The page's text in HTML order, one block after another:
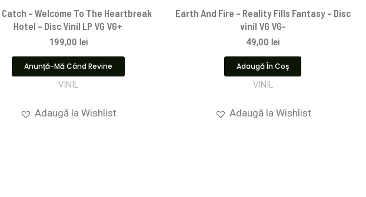
Catch – Welcome To The Heartbreak
Hotel – Disc Vinil LP VG VG+
199,00 lei
Anunță-Mă Când Revine
VINIL
Adaugă la Wishlist
Earth And Fire – Reality Fills Fantasy – Disc
vinil VG VG-
49,00 lei
Adaugă În Coș
VINIL
Adaugă la Wishlist